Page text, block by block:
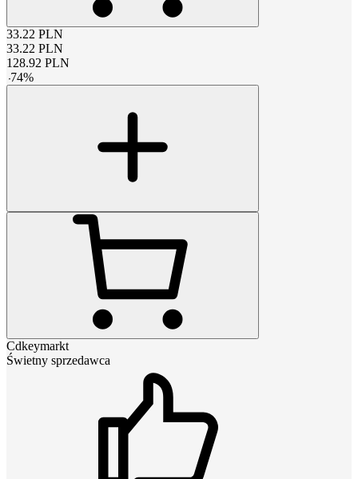
33.22 PLN
33.22 PLN
128.92 PLN
-74%
Cdkeymarkt
Świetny sprzedawca